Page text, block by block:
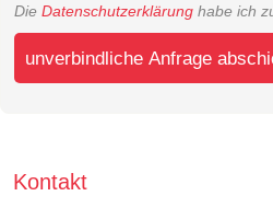
Die Datenschutzerklärung habe ich
unverbindliche Anfrage
Kontakt